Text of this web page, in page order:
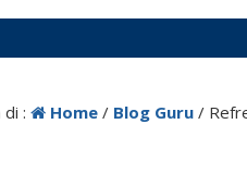
di : Home / Blog Guru /